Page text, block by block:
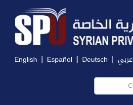
English | Español | Deutsch | عربي